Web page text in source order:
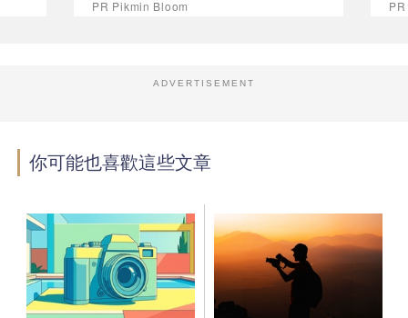
PR Pikmin Bloom
ADVERTISEMENT
你可能也喜歡這些文章